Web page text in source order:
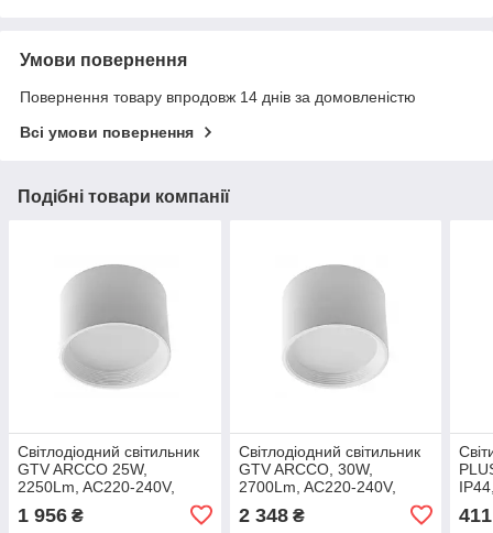
Умови повернення
Повернення товару впродовж 14 днів за домовленістю
Всі умови повернення
Подібні товари компанії
Світлодіодний світильник
GTV ARCCO 25W,
2250Lm, AC220-240V,
50/60Hz, PF>0,9, Ra≥80,
IP44, IK08, 110°, 4000K
1 956 ₴
Світлодіодний світильник
GTV ARCCO, 30W,
2700Lm, AC220-240V,
50/60Hz, PF>0,9, Ra≥80,
IP44, IK08, 110°, 4000K
2 348₴ 411